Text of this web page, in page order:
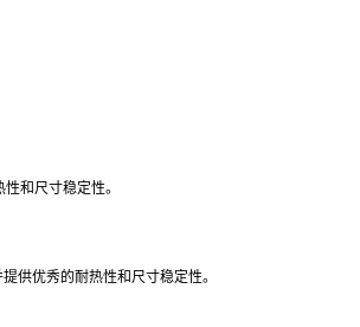
和尺寸稳定性。
供优秀的耐热性和尺寸稳定性。